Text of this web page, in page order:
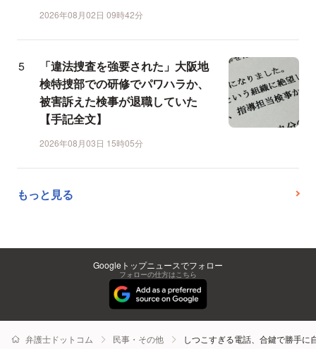
2026年08月02日 09時42分
「違法捜査を強要された」大阪地
検特捜部での研修でパワハラか、
被害訴えた検事が退職していた
【手記全文】
2026年08月03日 15時05分
もっと見る
Googleトップニュースでフォロー
フォローの仕方はこちら
弁護士ドットコム 民事・その他 しつこすぎる電話、合鍵で勝手